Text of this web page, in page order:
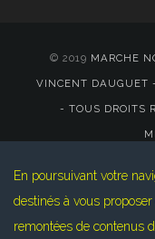
En poursuivant votre
destinés à vous
remontées de contenus
© 2019 MARCHE
VINCENT DAUGUET
- TOUS DROITS